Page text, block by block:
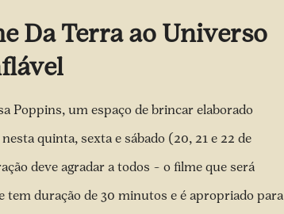
Da Terra ao Universo
Poppins, um espaço de brincar elaborado
quinta, sexta e sábado (20, 21 e 22 de
deve agradar a todos – o filme que será
tem duração de 30 minutos e é apropriado para